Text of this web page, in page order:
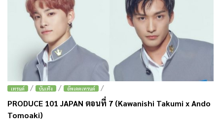
เทรนด์ / บันเทิง / อัพเดตเทรนด์ /
PRODUCE 101 JAPAN ตอนที่ 7 (Kawanishi Takumi x Ando
Tomoaki)